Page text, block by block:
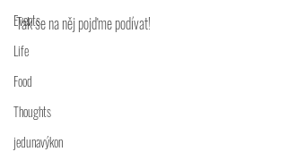
Events
Life
Food
Thoughts
jedunavýkon
Tak se na něj pojďme podívat!